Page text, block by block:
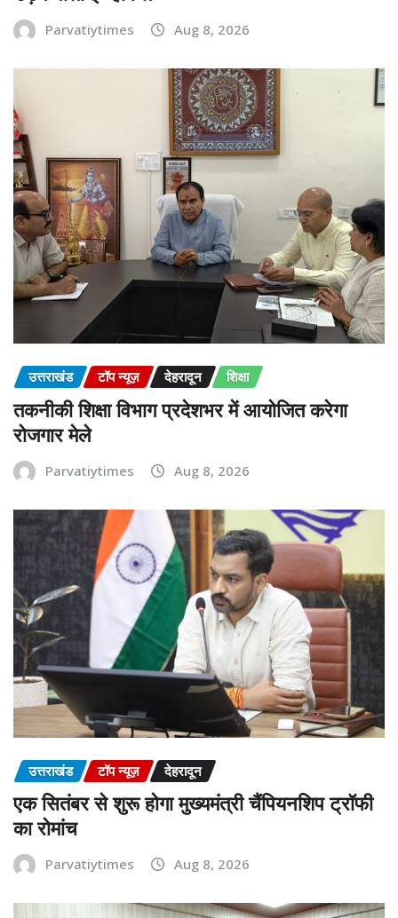
Parvatiytimes Aug 8, 2026
उत्तराखंड टॉप न्यूज़ देहरादून शिक्षा
तकनीकी शिक्षा विभाग प्रदेशभर में आयोजित करेगा
रोजगार मेले
Parvatiytimes Aug 8, 2026
उत्तराखंड टॉप न्यूज़ देहरादून
एक सितंबर से शुरू होगा मुख्यमंत्री चैंपियनशिप ट्रॉफी
का रोमांच
Parvatiytimes Aug 8, 2026